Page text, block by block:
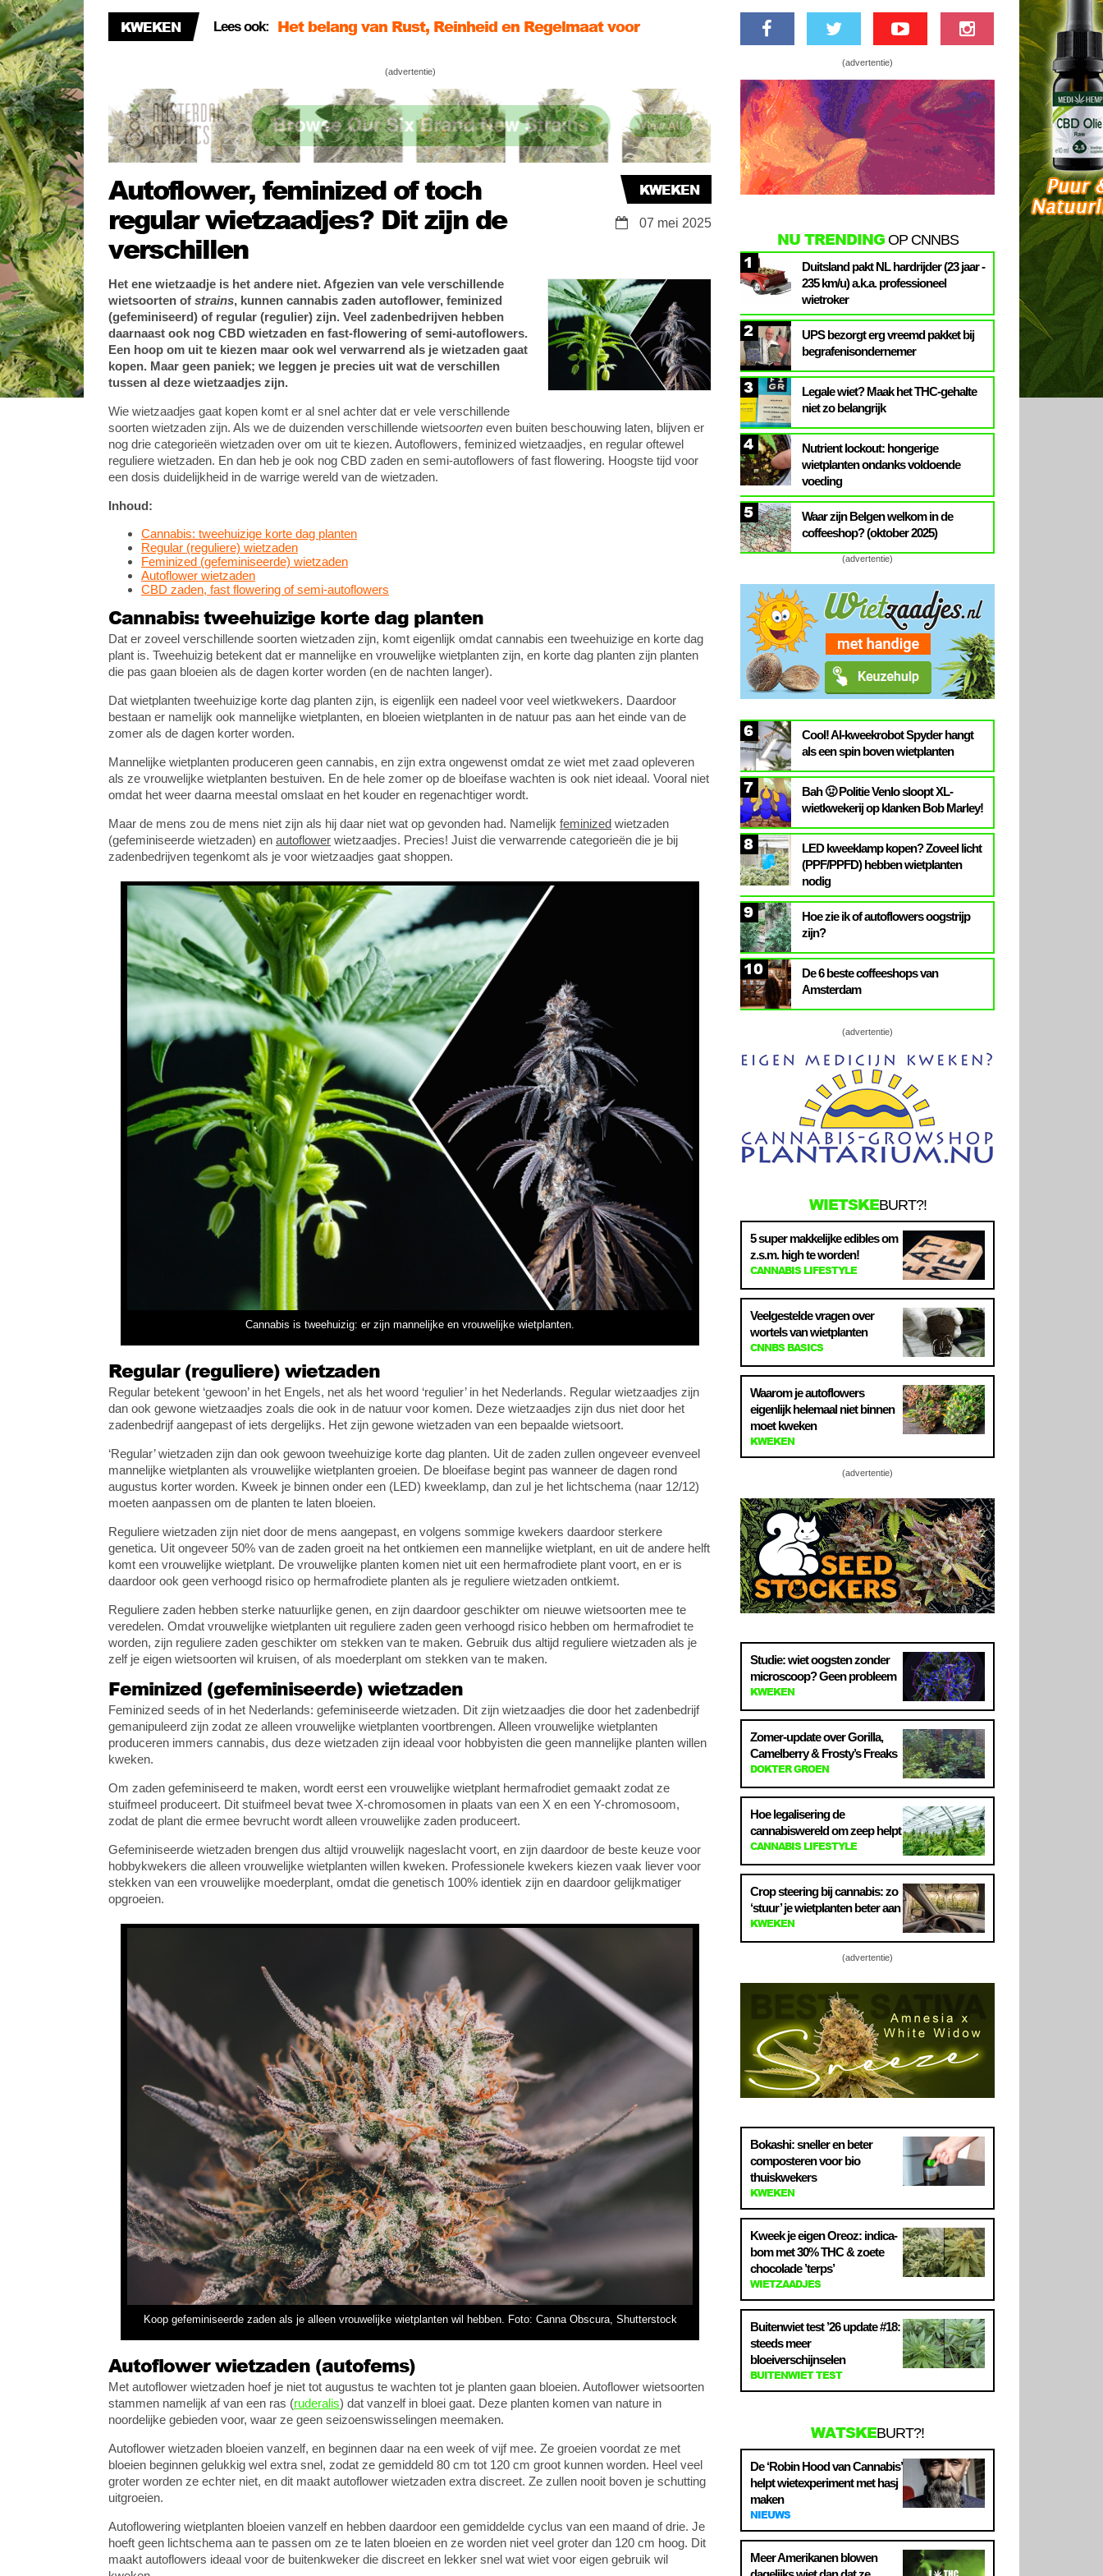
KWEKEN Lees ook:
wietplanten
10 tips om binnen wiet te kweken tijdens hete
5 goede redenen om biologisch wiet te kweken
(advertentie)
Autoflower, feminized of toch
regular wietzaadjes? Dit zijn de
verschillen
KWEKEN
07 mei 2025
Het ene wietzaadje is het andere niet. Afgezien van vele verschillende
wietsoorten of strains, kunnen cannabis zaden autoflower, feminized
(gefeminiseerd) of regular (regulier) zijn. Veel zadenbedrijven hebben
daarnaast ook nog CBD wietzaden en fast-flowering of semi-autoflowers.
Een hoop om uit te kiezen maar ook wel verwarrend als je wietzaden gaat
kopen. Maar geen paniek; we leggen je precies uit wat de verschillen
tussen al deze wietzaadjes zijn.
Wie wietzaadjes gaat kopen komt er al snel achter dat er vele verschillende
soorten wietzaden zijn. Als we de duizenden verschillende wietsoorten even buiten beschouwing laten, blijven er
nog drie categorieën wietzaden over om uit te kiezen. Autoflowers, feminized wietzaadjes, en regular oftewel
reguliere wietzaden. En dan heb je ook nog CBD zaden en semi-autoflowers of fast flowering. Hoogste tijd voor
een dosis duidelijkheid in de warrige wereld van de wietzaden.
Inhoud:
Cannabis: tweehuizige korte dag planten
Regular (reguliere) wietzaden
Feminized (gefeminiseerde) wietzaden
Autoflower wietzaden
CBD zaden, fast flowering of semi-autoflowers
Cannabis: tweehuizige korte dag planten
Dat er zoveel verschillende soorten wietzaden zijn, komt eigenlijk omdat cannabis een tweehuizige en korte dag
plant is. Tweehuizig betekent dat er mannelijke en vrouwelijke wietplanten zijn, en korte dag planten zijn planten
die pas gaan bloeien als de dagen korter worden (en de nachten langer).
Dat wietplanten tweehuizige korte dag planten zijn, is eigenlijk een nadeel voor veel wietkwekers. Daardoor
bestaan er namelijk ook mannelijke wietplanten, en bloeien wietplanten in de natuur pas aan het einde van de
zomer als de dagen korter worden.
Mannelijke wietplanten produceren geen cannabis, en zijn extra ongewenst omdat ze wiet met zaad opleveren
als ze vrouwelijke wietplanten bestuiven. En de hele zomer op de bloeifase wachten is ook niet ideaal. Vooral niet
omdat het weer daarna meestal omslaat en het kouder en regenachtiger wordt.
Maar de mens zou de mens niet zijn als hij daar niet wat op gevonden had. Namelijk feminized wietzaden
(gefeminiseerde wietzaden) en autoflower wietzaadjes. Precies! Juist die verwarrende categorieën die je bij
zadenbedrijven tegenkomt als je voor wietzaadjes gaat shoppen.
Cannabis is tweehuizig: er zijn mannelijke en vrouwelijke wietplanten.
Regular (reguliere) wietzaden
Regular betekent ‘gewoon’ in het Engels, net als het woord ‘regulier’ in het Nederlands. Regular wietzaadjes zijn
dan ook gewone wietzaadjes zoals die ook in de natuur voor komen. Deze wietzaadjes zijn dus niet door het
zadenbedrijf aangepast of iets dergelijks. Het zijn gewone wietzaden van een bepaalde wietsoort.
‘Regular’ wietzaden zijn dan ook gewoon tweehuizige korte dag planten. Uit de zaden zullen ongeveer evenveel
mannelijke wietplanten als vrouwelijke wietplanten groeien. De bloeifase begint pas wanneer de dagen rond
augustus korter worden. Kweek je binnen onder een (LED) kweeklamp, dan zul je het lichtschema (naar 12/12)
moeten aanpassen om de planten te laten bloeien.
Reguliere wietzaden zijn niet door de mens aangepast, en volgens sommige kwekers daardoor sterkere
genetica. Uit ongeveer 50% van de zaden groeit na het ontkiemen een mannelijke wietplant, en uit de andere helft
komt een vrouwelijke wietplant. De vrouwelijke planten komen niet uit een hermafrodiete plant voort, en er is
daardoor ook geen verhoogd risico op hermafrodiete planten als je reguliere wietzaden ontkiemt.
Reguliere zaden hebben sterke natuurlijke genen, en zijn daardoor geschikter om nieuwe wietsoorten mee te
veredelen. Omdat vrouwelijke wietplanten uit reguliere zaden geen verhoogd risico hebben om hermafrodiet te
worden, zijn reguliere zaden geschikter om stekken van te maken. Gebruik dus altijd reguliere wietzaden als je
zelf je eigen wietsoorten wil kruisen, of als moederplant om stekken van te maken.
Feminized (gefeminiseerde) wietzaden
Feminized seeds of in het Nederlands: gefeminiseerde wietzaden. Dit zijn wietzaadjes die door het zadenbedrijf
gemanipuleerd zijn zodat ze alleen vrouwelijke wietplanten voortbrengen. Alleen vrouwelijke wietplanten
produceren immers cannabis, dus deze wietzaden zijn ideaal voor hobbyisten die geen mannelijke planten willen
kweken.
Om zaden gefeminiseerd te maken, wordt eerst een vrouwelijke wietplant hermafrodiet gemaakt zodat ze
stuifmeel produceert. Dit stuifmeel bevat twee X-chromosomen in plaats van een X en een Y-chromosoom,
zodat de plant die ermee bevrucht wordt alleen vrouwelijke zaden produceert.
Gefeminiseerde wietzaden brengen dus altijd vrouwelijk nageslacht voort, en zijn daardoor de beste keuze voor
hobbykwekers die alleen vrouwelijke wietplanten willen kweken. Professionele kwekers kiezen vaak liever voor
stekken van een vrouwelijke moederplant, omdat die genetisch 100% identiek zijn en daardoor gelijkmatiger
opgroeien.
Koop gefeminiseerde zaden als je alleen vrouwelijke wietplanten wil hebben. Foto: Canna Obscura, Shutterstock
Autoflower wietzaden (autofems)
Met autoflower wietzaden hoef je niet tot augustus te wachten tot je planten gaan bloeien. Autoflower wietsoorten
stammen namelijk af van een ras (ruderalis) dat vanzelf in bloei gaat. Deze planten komen van nature in
noordelijke gebieden voor, waar ze geen seizoenswisselingen meemaken.
Autoflower wietzaden bloeien vanzelf, en beginnen daar na een week of vijf mee. Ze groeien voordat ze met
bloeien beginnen gelukkig wel extra snel, zodat ze gemiddeld 80 cm tot 120 cm groot kunnen worden. Heel veel
groter worden ze echter niet, en dit maakt autoflower wietzaden extra discreet. Ze zullen nooit boven je schutting
uitgroeien.
Autoflowering wietplanten bloeien vanzelf en hebben daardoor een gemiddelde cyclus van een maand of drie. Je
hoeft geen lichtschema aan te passen om ze te laten bloeien en ze worden niet veel groter dan 120 cm hoog. Dit
maakt autoflowers ideaal voor de buitenkweker die discreet en lekker snel wat wiet voor eigen gebruik wil
(advertentie)
NU TRENDINGOP CNNBS
1
Duitsland pakt NL hardrijder (23 jaar -
235 km/u) a.k.a. professioneel
wietroker
2
UPS bezorgt erg vreemd pakket bij
begrafenisondernemer
3
Legale wiet? Maak het THC-gehalte
niet zo belangrijk
4
Nutrient lockout: hongerige
wietplanten ondanks voldoende
voeding
5
Waar zijn Belgen welkom in de
coffeeshop? (oktober 2025)
(advertentie)
6
Cool! AI-kweekrobot Spyder hangt
als een spin boven wietplanten
7
Bah 🤢 Politie Venlo sloopt XL-
wietkwekerij op klanken Bob Marley!
8
LED kweeklamp kopen? Zoveel licht
(PPF/PPFD) hebben wietplanten
nodig
9
Hoe zie ik of autoflowers oogstrijp
zijn?
10
De 6 beste coffeeshops van
Amsterdam
(advertentie)
WIETSKEBURT?!
5 super makkelijke edibles om
z.s.m. high te worden!
CANNABIS LIFESTYLE
Veelgestelde vragen over
wortels van wietplanten
CNNBS BASICS
Waarom je autoflowers
eigenlijk helemaal niet binnen
moet kweken
KWEKEN
(advertentie)
Studie: wiet oogsten zonder
microscoop? Geen probleem
KWEKEN
Zomer-update over Gorilla,
Camelberry & Frosty’s Freaks
DOKTER GROEN
Hoe legalisering de
cannabiswereld om zeep helpt
CANNABIS LIFESTYLE
Crop steering bij cannabis: zo
‘stuur’ je wietplanten beter aan
KWEKEN
(advertentie)
Bokashi: sneller en beter
composteren voor bio
thuiskwekers
KWEKEN
Kweek je eigen Oreoz: indica-
bom met 30% THC & zoete
chocolade ’terps’
WIETZAADJES
Buitenwiet test ’26 update #18:
steeds meer
bloeiverschijnselen
BUITENWIET TEST
WATSKEBURT?!
De ‘Robin Hood van Cannabis’
helpt wietexperiment met hasj
maken
NIEUWS
Meer Amerikanen blowen